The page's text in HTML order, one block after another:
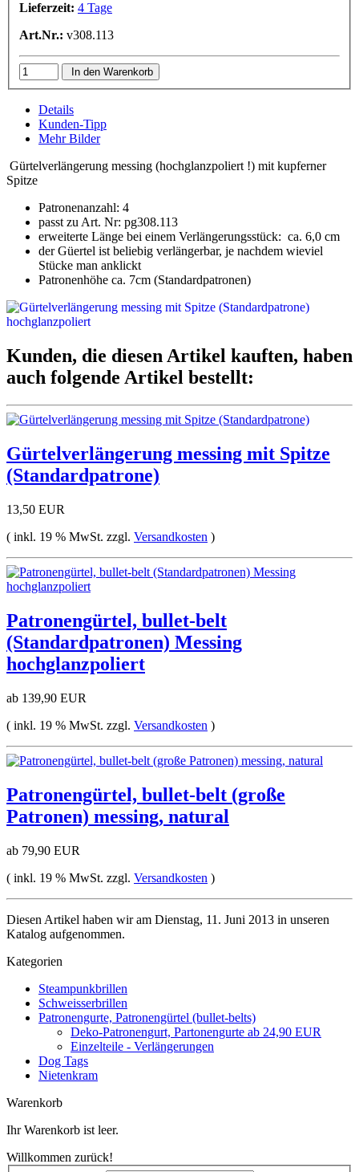
Lieferzeit: 4 Tage
Art.Nr.: v308.113
In den Warenkorb
Details
Kunden-Tipp
Mehr Bilder
Gürtelverlängerung messing (hochglanzpoliert !) mit kupferner
Spitze
Patronenanzahl: 4
passt zu Art. Nr: pg308.113
erweiterte Länge bei einem Verlängerungsstück: ca. 6,0 cm
der Güertel ist beliebig verlängerbar, je nachdem wieviel
Stücke man anklickt
Patronenhöhe ca. 7cm (Standardpatronen)
Kunden, die diesen Artikel kauften, haben
auch folgende Artikel bestellt:
Gürtelverlängerung messing mit Spitze
(Standardpatrone)
13,50 EUR
( inkl. 19 % MwSt. zzgl. Versandkosten )
Patronengürtel, bullet-belt
(Standardpatronen) Messing
hochglanzpoliert
ab 139,90 EUR
( inkl. 19 % MwSt. zzgl. Versandkosten )
Patronengürtel, bullet-belt (große
Patronen) messing, natural
ab 79,90 EUR
( inkl. 19 % MwSt. zzgl. Versandkosten )
Diesen Artikel haben wir am Dienstag, 11. Juni 2013 in unseren
Katalog aufgenommen.
Kategorien
Steampunkbrillen
Schweisserbrillen
Patronengurte, Patronengürtel (bullet-belts)
Deko-Patronengurt, Partonengurte ab 24,90 EUR
Einzelteile - Verlängerungen
Dog Tags
Nietenkram
Warenkorb
Ihr Warenkorb ist leer.
Willkommen zurück!